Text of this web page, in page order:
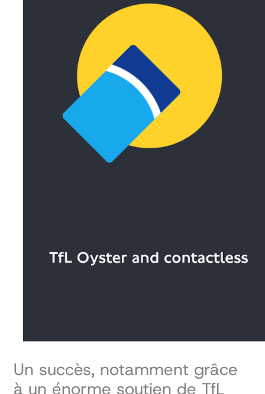
Un succès, notamment grâce
à un énorme soutien de TfL